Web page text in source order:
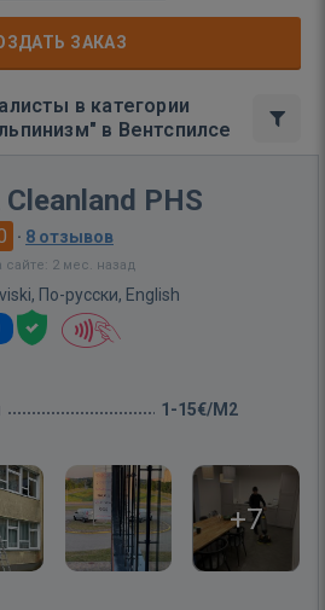
ЗАКАЗ
в категории
в Вентспилсе
Cleanland PHS
· 8 отзывов
сайте: 2 мес. назад
По-русски, English
1-15€/M2
+7